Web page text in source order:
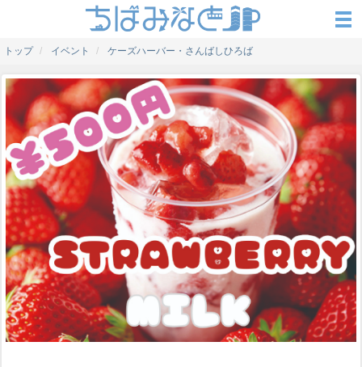
トップ イベント ケーズハーバー・さんばしひろば